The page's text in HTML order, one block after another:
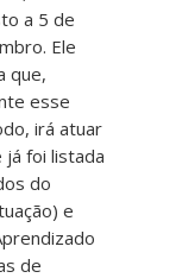
a 5 de
Ele
que,
esse
irá atuar
foi listada
do
e
de